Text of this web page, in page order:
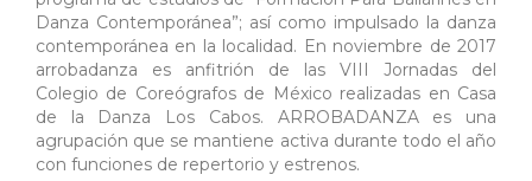
Danza Contemporánea”; así como impulsado la danza
contemporánea en la localidad. En noviembre de 2017
arrobadanza es anfitrión de las VIII Jornadas del
Colegio de Coreógrafos de México realizadas en Casa
de la Danza Los Cabos. ARROBADANZA es una
agrupación que se mantiene activa durante todo el año
con funciones de repertorio y estrenos.